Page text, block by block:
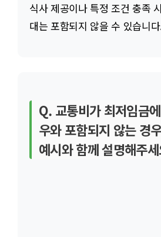
식사 제공이나 특정 조건 충족
대는 포함되지 않을 수 있습니
Q. 교통비가 최저임금
우와 포함되지 않는 경
예시와 함께 설명해주